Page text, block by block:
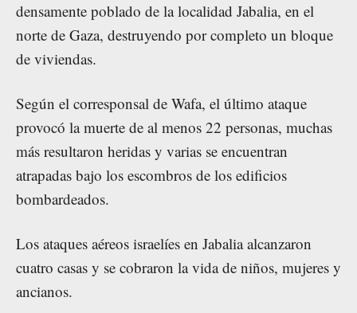
densamente poblado de la localidad Jabalia, en el
norte de Gaza, destruyendo por completo un bloque
de viviendas.
Según el corresponsal de Wafa, el último ataque
provocó la muerte de al menos 22 personas, muchas
más resultaron heridas y varias se encuentran
atrapadas bajo los escombros de los edificios
bombardeados.
Los ataques aéreos israelíes en Jabalia alcanzaron
cuatro casas y se cobraron la vida de niños, mujeres y
ancianos.